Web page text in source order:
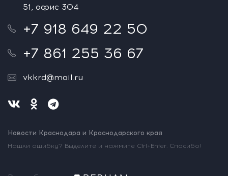
51, офис 304
+7 918 649 22 50
+7 861 255 36 67
vkkrd@mail.ru
Новости Краснодара и Краснодарского края
Нашли ошибку? Выделите и нажмите Ctrl+Enter. Спасибо!